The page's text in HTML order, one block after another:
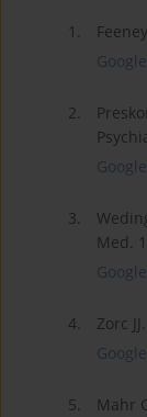
1.
2.
3.
Med.
4.
Zorc
5.
Mahr